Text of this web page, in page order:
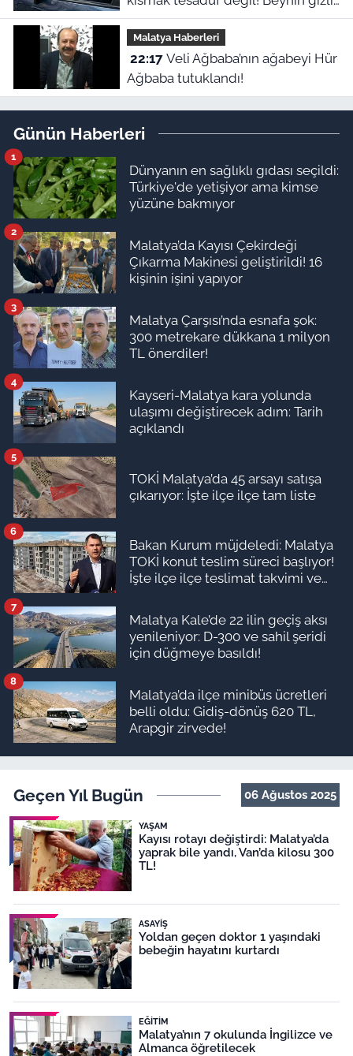
refleksiymiş
Malatya Haberleri
22:17Veli Ağbaba’nın ağabeyi Hür
Ağbaba tutuklandı!
Günün Haberleri
Dünyanın en sağlıklı gıdası seçildi:
Türkiye'de yetişiyor ama kimse
yüzüne bakmıyor
1
Malatya’da Kayısı Çekirdeği
Çıkarma Makinesi geliştirildi! 16
kişinin işini yapıyor
2
Malatya Çarşısı’nda esnafa şok:
300 metrekare dükkana 1 milyon
TL önerdiler!
3
Kayseri-Malatya kara yolunda
ulaşımı değiştirecek adım: Tarih
açıklandı
4
TOKİ Malatya’da 45 arsayı satışa
çıkarıyor: İşte ilçe ilçe tam liste
5
Bakan Kurum müjdeledi: Malatya
TOKİ konut teslim süreci başlıyor!
İşte ilçe ilçe teslimat takvimi ve
6
Malatya Kale’de 22 ilin geçiş aksı
yenileniyor: D-300 ve sahil şeridi
için düğmeye basıldı!
7
Malatya’da ilçe minibüs ücretleri
belli oldu: Gidiş-dönüş 620 TL,
Arapgir zirvede!
8
Geçen Yıl Bugün 06 Ağustos 2025
YAŞAM
Kayısı rotayı değiştirdi: Malatya’da
yaprak bile yandı, Van’da kilosu 300
TL!
ASAYIŞ
Yoldan geçen doktor 1 yaşındaki
bebeğin hayatını kurtardı
EĞITIM
Malatya’nın 7 okulunda İngilizce ve
Almanca öğretilecek